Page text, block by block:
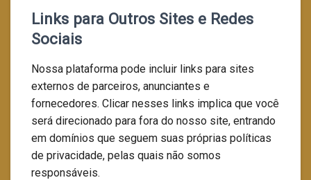
Links para Outros Sites e Redes
Sociais
Nossa plataforma pode incluir links para sites
externos de parceiros, anunciantes e
fornecedores. Clicar nesses links implica que você
será direcionado para fora do nosso site, entrando
em domínios que seguem suas próprias políticas
de privacidade, pelas quais não somos
responsáveis.